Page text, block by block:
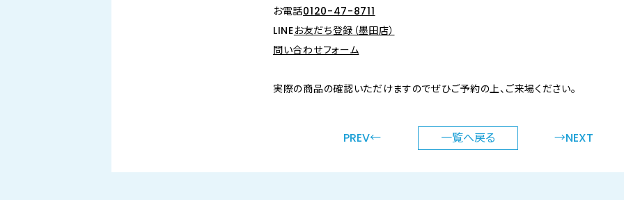
お電話0120-47-8711
LINEお友だち登録（墨田店）
問い合わせフォーム
実際の商品の確認いただけますのでぜひご予約の上、ご来場ください。
PREV← 一覧へ戻る →NEXT